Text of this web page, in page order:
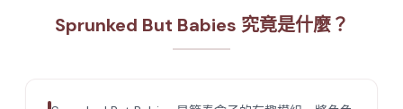
Sprunked But Babies 究竟是什麼？